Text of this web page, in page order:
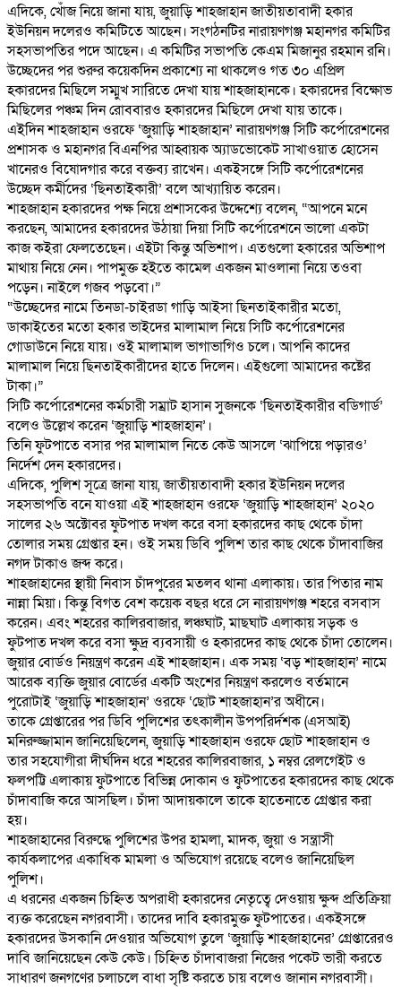
এদিকে, খোঁজ নিয়ে জানা যায়, জুয়াড়ি শাহজাহান জাতীয়তাবাদী হকার
ইউনিয়ন দলেরও কমিটিতে আছেন। সংগঠনটির নারায়ণগঞ্জ মহানগর কমিটির
সহসভাপতির পদে আছেন। এ কমিটির সভাপতি কেএম মিজানুর রহমান রনি।
উচ্ছেদের পর শুরুর কয়েকদিন প্রকাশ্যে না থাকলেও গত ৩০ এপ্রিল
হকারদের মিছিলে সম্মুখ সারিতে দেখা যায় শাহজাহানকে। হকারদের বিক্ষোভ
মিছিলের পঞ্চম দিন রোববারও হকারদের মিছিলে দেখা যায় তাকে।
এইদিন শাহজাহান ওরফে ‘জুয়াড়ি শাহজাহান’ নারায়ণগঞ্জ সিটি কর্পোরেশনের
প্রশাসক ও মহানগর বিএনপির আহ্বায়ক অ্যাডভোকেট সাখাওয়াত হোসেন
খানেরও বিষোদগার করে বক্তব্য রাখেন। একইসঙ্গে সিটি কর্পোরেশনের
উচ্ছেদ কর্মীদের ‘ছিনতাইকারী’ বলে আখ্যায়িত করেন।
শাহজাহান হকারদের পক্ষ নিয়ে প্রশাসকের উদ্দেশ্যে বলেন, “আপনে মনে
করছেন, আমাদের হকারদের উঠায়া দিয়া সিটি কর্পোরেশনে ভালো একটা
কাজ কইরা ফেলতেছেন। এইটা কিন্তু অভিশাপ। এতগুলো হকারের অভিশাপ
মাথায় নিয়ে নেন। পাপমুক্ত হইতে কামেল একজন মাওলানা নিয়ে তওবা
পড়েন। নাইলে গজব পড়বো।”
“উচ্ছেদের নামে তিনডা-চাইরডা গাড়ি আইসা ছিনতাইকারীর মতো,
ডাকাইতের মতো হকার ভাইদের মালামাল নিয়ে সিটি কর্পোরেশনের
গোডাউনে নিয়ে যায়। ওই মালামাল ভাগাভাগিও চলে। আপনি কাদের
মালামাল নিয়ে ছিনতাইকারীদের হাতে দিলেন। এইগুলো আমাদের কষ্টের
টাকা।”
সিটি কর্পোরেশনের কর্মচারী সম্রাট হাসান সুজনকে ‘ছিনতাইকারীর বডিগার্ড’
বলেও উল্লেখ করেন ‘জুয়াড়ি শাহজাহান’।
তিনি ফুটপাতে বসার পর মালামাল নিতে কেউ আসলে ‘ঝাপিয়ে পড়ারও’
নির্দেশ দেন হকারদের।
এদিকে, পুলিশ সূত্রে জানা যায়, জাতীয়তাবাদী হকার ইউনিয়ন দলের
সহসভাপতি বনে যাওয়া এই শাহজাহান ওরফে ‘জুয়াড়ি শাহজাহান’ ২০২০
সালের ২৬ অক্টোবর ফুটপাত দখল করে বসা হকারদের কাছ থেকে চাঁদা
তোলার সময় গ্রেপ্তার হন। ওই সময় ডিবি পুলিশ তার কাছ থেকে চাঁদাবাজির
নগদ টাকাও জব্দ করে।
শাহজাহানের স্থায়ী নিবাস চাঁদপুরের মতলব থানা এলাকায়। তার পিতার নাম
নান্না মিয়া। কিন্তু বিগত বেশ কয়েক বছর ধরে সে নারায়ণগঞ্জ শহরে বসবাস
করেন। এবং শহরের কালিরবাজার, লঞ্চঘাট, মাছঘাট এলাকায় সড়ক ও
ফুটপাত দখল করে বসা ক্ষুদ্র ব্যবসায়ী ও হকারদের কাছ থেকে চাঁদা তোলেন।
জুয়ার বোর্ডও নিয়ন্ত্রণ করেন এই শাহজাহান। এক সময় ‘বড় শাহজাহান’ নামে
আরেক ব্যক্তি জুয়ার বোর্ডের একটি অংশের নিয়ন্ত্রণ করলেও বর্তমানে
পুরোটাই ‘জুয়াড়ি শাহজাহান’ ওরফে ‘ছোট শাহজাহান’র অধীনে।
তাকে গ্রেপ্তারের পর ডিবি পুলিশের তৎকালীন উপপরির্দশক (এসআই)
মনিরুজ্জামান জানিয়েছিলেন, জুয়াড়ি শাহজাহান ওরফে ছোট শাহজাহান ও
তার সহযোগীরা দীর্ঘদিন ধরে শহরের কালিরবাজার, ১ নম্বর রেলগেইট ও
ফলপট্টি এলাকায় ফুটপাতে বিভিন্ন দোকান ও ফুটপাতের হকারদের কাছ থেকে
চাঁদাবাজি করে আসছিল। চাঁদা আদায়কালে তাকে হাতেনাতে গ্রেপ্তার করা
হয়।
শাহজাহানের বিরুদ্ধে পুলিশের উপর হামলা, মাদক, জুয়া ও সন্ত্রাসী
কার্যকলাপের একাধিক মামলা ও অভিযোগ রয়েছে বলেও জানিয়েছিল
পুলিশ।
এ ধরনের একজন চিহ্নিত অপরাধী হকারদের নেতৃত্বে দেওয়ায় ক্ষুব্দ প্রতিক্রিয়া
ব্যক্ত করেছেন নগরবাসী। তাদের দাবি হকারমুক্ত ফুটপাতের। একইসঙ্গে
হকারদের উসকানি দেওয়ার অভিযোগ তুলে ‘জুয়াড়ি শাহজাহানের’ গ্রেপ্তারেরও
দাবি জানিয়েছেন কেউ কেউ। চিহ্নিত চাঁদাবাজরা নিজের পকেট ভারী করতে
সাধারণ জনগণের চলাচলে বাধা সৃষ্টি করতে চায় বলেও জানান নগরবাসী।